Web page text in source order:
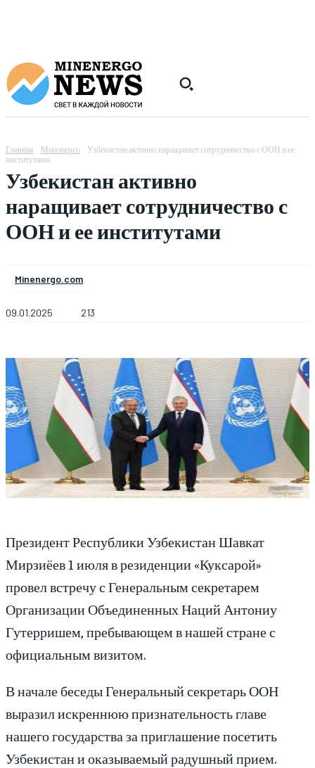
Главная Минэнерго
Узбекистан активно наращивает сотрудничество с ООН и ее
институтами
Узбекистан активно
наращивает сотрудничество с
ООН и ее институтами
Minenergo.com
09.01.2025 213
Президент Республики Узбекистан Шавкат
Мирзиёев 1 июля в резиденции «Куксарой»
провел встречу с Генеральным секретарем
Организации Объединенных Наций Антониу
Гутерришем, пребывающем в нашей стране с
официальным визитом.
В начале беседы Генеральный секретарь ООН
выразил искреннюю признательность главе
нашего государства за приглашение посетить
Узбекистан и оказываемый радушный прием.